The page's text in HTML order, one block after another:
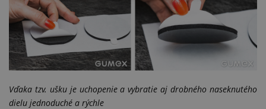
Vďaka tzv. ušku je uchopenie a vybratie aj drobného naseknutého
dielu jednoduché a rýchle